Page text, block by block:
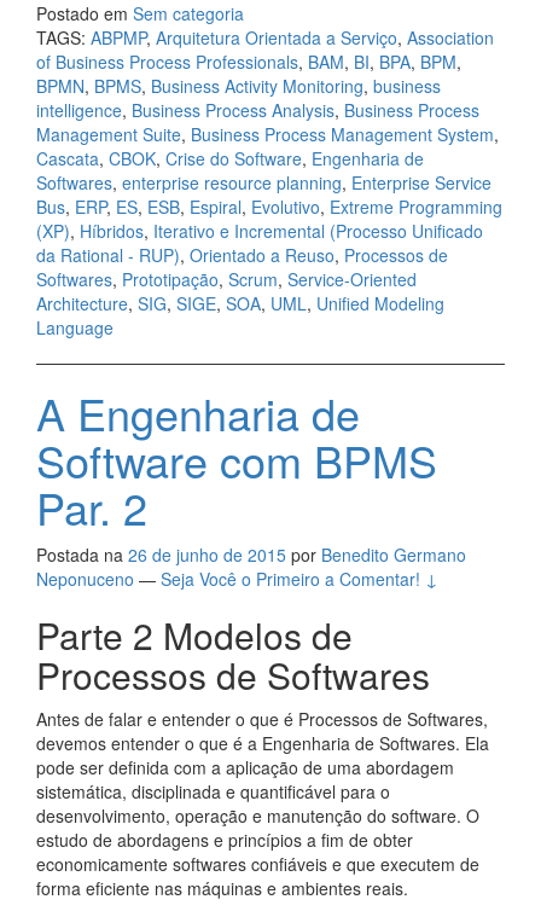
Postado em Sem categoria
TAGS: ABPMP, Arquitetura Orientada a Serviço, Association
of Business Process Professionals, BAM, BI, BPA, BPM,
BPMN, BPMS, Business Activity Monitoring, business
intelligence, Business Process Analysis, Business Process
Management Suite, Business Process Management System,
Cascata, CBOK, Crise do Software, Engenharia de
Softwares, enterprise resource planning, Enterprise Service
Bus, ERP, ES, ESB, Espiral, Evolutivo, Extreme Programming
(XP), Híbridos, Iterativo e Incremental (Processo Unificado
da Rational - RUP), Orientado a Reuso, Processos de
Softwares, Prototipação, Scrum, Service-Oriented
Architecture, SIG, SIGE, SOA, UML, Unified Modeling
Language
A Engenharia de
Software com BPMS
Par. 2
Postada na 26 de junho de 2015 por Benedito Germano
Neponuceno — Seja Você o Primeiro a Comentar! ↓
Parte 2 Modelos de
Processos de Softwares
Antes de falar e entender o que é Processos de Softwares,
devemos entender o que é a Engenharia de Softwares. Ela
pode ser definida com a aplicação de uma abordagem
sistemática, disciplinada e quantificável para o
desenvolvimento, operação e manutenção do software. O
estudo de abordagens e princípios a fim de obter
economicamente softwares confiáveis e que executem de
forma eficiente nas máquinas e ambientes reais.